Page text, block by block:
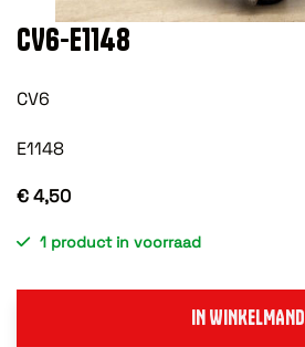
CV6-E1148
CV6
E1148
€ 4,50
1 product in voorraad
IN WINKELMAND